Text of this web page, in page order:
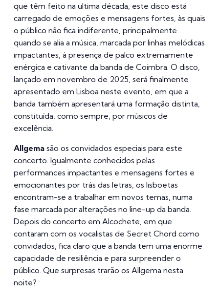
que têm feito na ultima década, este disco está
carregado de emoções e mensagens fortes, às quais
o público não fica indiferente, principalmente
quando se alia a música, marcada por linhas melódicas
impactantes, à presença de palco extremamente
enérgica e cativante da banda de Coimbra. O disco,
lançado em novembro de 2025, será finalmente
apresentado em Lisboa neste evento, em que a
banda também apresentará uma formação distinta,
constituída, como sempre, por músicos de
excelência.
Allgema são os convidados especiais para este
concerto. Igualmente conhecidos pelas
performances impactantes e mensagens fortes e
emocionantes por trás das letras, os lisboetas
encontram-se a trabalhar em novos temas, numa
fase marcada por alterações no line-up da banda.
Depois do concerto em Alcochete, em que
contaram com os vocalistas de Secret Chord como
convidados, fica claro que a banda tem uma enorme
capacidade de resiliência e para surpreender o
público. Que surpresas trarão os Allgema nesta
noite?